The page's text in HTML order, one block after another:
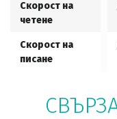
Скорост на
четене
Скорост на
писане